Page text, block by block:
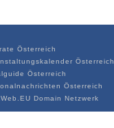
Österreich
Österreich
Österreich
Österreich
Domain Netzwerk